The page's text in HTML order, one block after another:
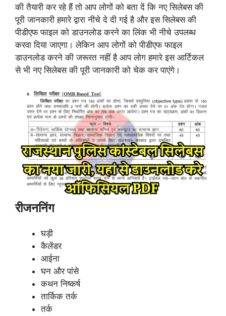
की तैयारी कर रहे हैं तो आप लोगों को बता दें कि नए सिलेबस की
पूरी जानकारी हमारे द्वारा नीचे दे दी गई है और इस सिलेबस की
पीडीएफ फाइल को डाउनलोड करने का लिंक भी नीचे उपलब्ध
करवा दिया जाएगा। लेकिन आप लोगों को पीडीएफ फाइल
डाउनलोड करने की जरूरत नहीं है आप लोग हमारे इस आर्टिकल
से भी नए सिलेबस की पूरी जानकारी को चेक कर पाएंगे।
रीजननिंग
घड़ी
कैलेंडर
आईना
घन और पांसे
कथन निष्कर्ष
तार्किक तर्क
तर्क